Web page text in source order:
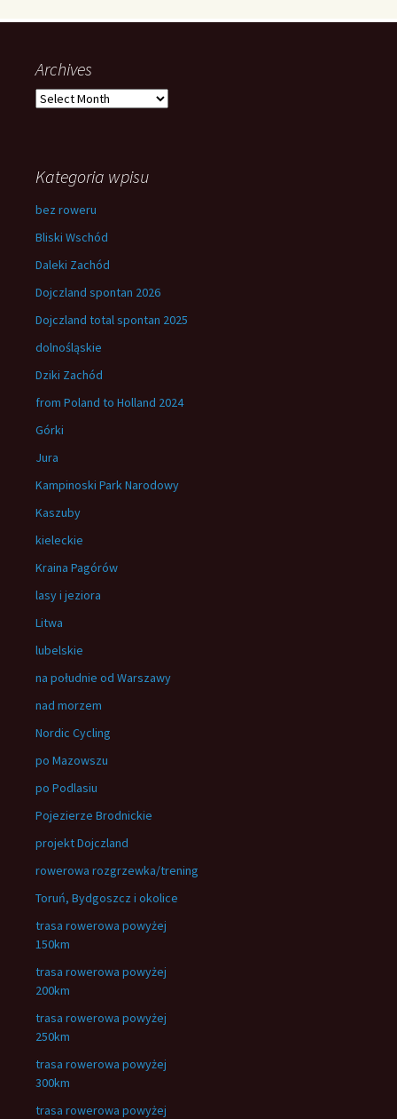
Archives
Archives
Kategoria wpisu
bez roweru
Bliski Wschód
Daleki Zachód
Dojczland spontan 2026
Dojczland total spontan 2025
dolnośląskie
Dziki Zachód
from Poland to Holland 2024
Górki
Jura
Kampinoski Park Narodowy
Kaszuby
kieleckie
Kraina Pagórów
lasy i jeziora
Litwa
lubelskie
na południe od Warszawy
nad morzem
Nordic Cycling
po Mazowszu
po Podlasiu
Pojezierze Brodnickie
projekt Dojczland
rowerowa rozgrzewka/trening
Toruń, Bydgoszcz i okolice
trasa rowerowa powyżej
150km
trasa rowerowa powyżej
200km
trasa rowerowa powyżej
250km
trasa rowerowa powyżej
300km
trasa rowerowa powyżej